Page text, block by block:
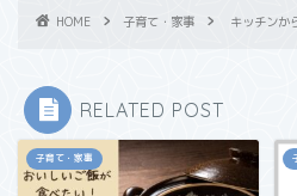
HOME 子育て・家事 キッチンか
RELATED POST
子育て・家事